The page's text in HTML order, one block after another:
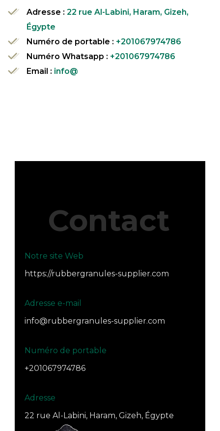
Adresse : 22 rue Al-Labini, Haram, Gizeh,
Égypte
Numéro de portable : +201067974786
Numéro Whatsapp : +201067974786
Email : info@
Contact
Notre site Web
https://rubbergranules-supplier.com
Adresse e-mail
info@rubbergranules-supplier.com
Numéro de portable
+201067974786
Adresse
22 rue Al-Labini, Haram, Gizeh, Égypte